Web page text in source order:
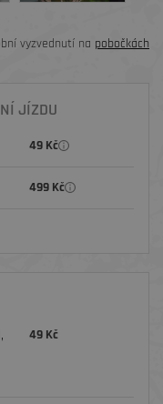
vyzvednutí na pobočkách
JÍZDU
49 Kč
499 Kč
49 Kč